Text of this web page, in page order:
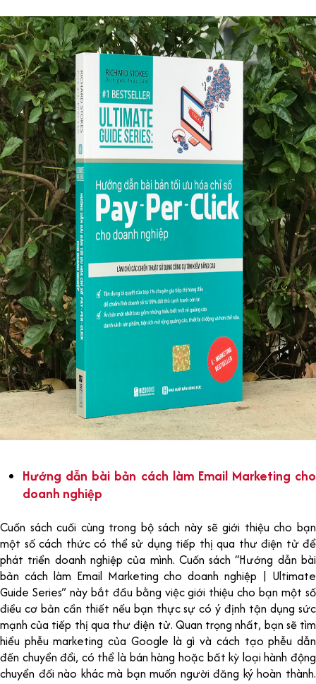
Hướng dẫn bài bản cách làm Email Marketing cho
doanh nghiệp
Cuốn sách cuối cùng trong bộ sách này sẽ giới thiệu cho bạn
một số cách thức có thể sử dụng tiếp thị qua thư điện tử để
phát triển doanh nghiệp của mình. Cuốn sách “Hướng dẫn bài
bản cách làm Email Marketing cho doanh nghiệp | Ultimate
Guide Series” này bắt đầu bằng việc giới thiệu cho bạn một số
điều cơ bản cần thiết nếu bạn thực sự có ý định tận dụng sức
mạnh của tiếp thị qua thư điện tử. Quan trọng nhất, bạn sẽ tìm
hiểu phễu marketing của Google là gì và cách tạo phễu dẫn
đến chuyển đổi, có thể là bán hàng hoặc bất kỳ loại hành động
chuyển đối nào khác mà bạn muốn người đăng ký hoàn thành.